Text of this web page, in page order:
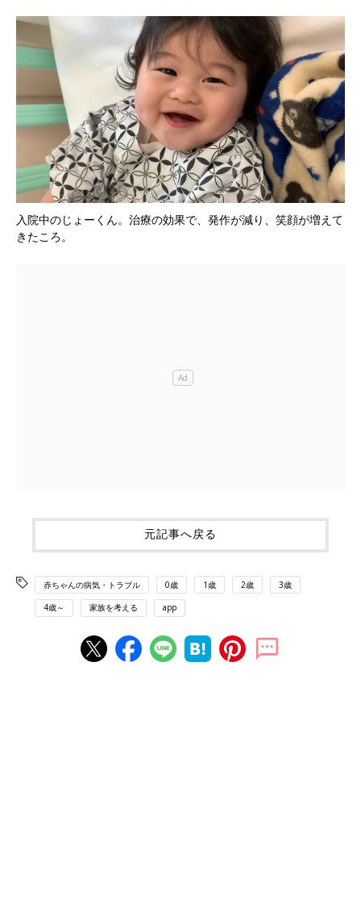
入院中のじょーくん。治療の効果で、発作が減り、笑顔が増えて
きたころ。
元記事へ戻る
赤ちゃんの病気・トラブル 0歳 1歳 2歳 3歳
4歳～ 家族を考える app